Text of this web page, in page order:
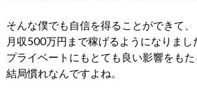
そんな僕でも自信を得ることができて、
月収500万円まで稼げるようになりまし
プライベートにもとても良い影響をもた
結局慣れなんですよね。